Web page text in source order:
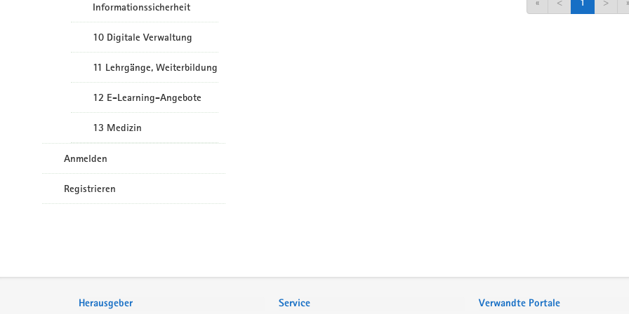
Informationssicherheit
10 Digitale Verwaltung
11 Lehrgänge, Weiterbildung
12 E-Learning-Angebote
13 Medizin
Anmelden
Registrieren
Herausgeber Service Verwandte Portale